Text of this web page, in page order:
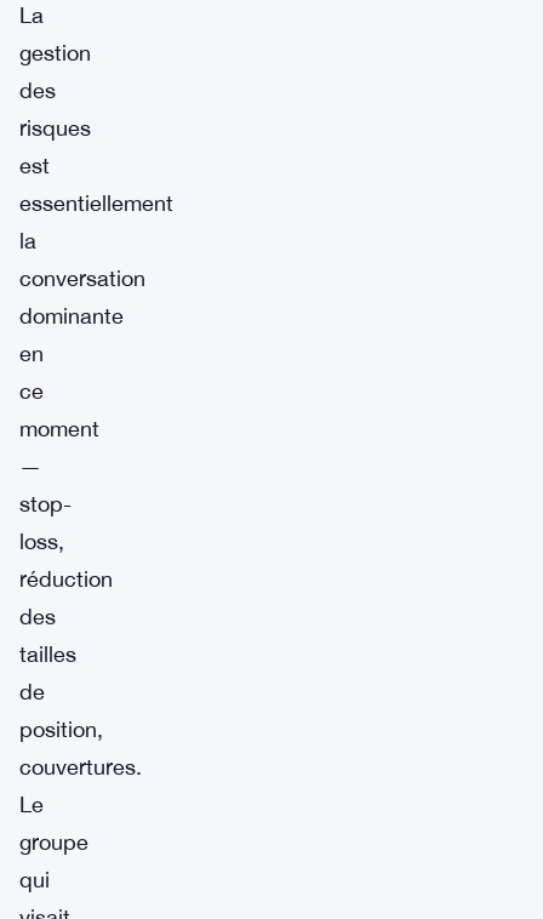
La
gestion
des
risques
est
essentiellement
la
conversation
dominante
en
ce
moment
—
stop-
loss,
réduction
des
tailles
de
position,
couvertures.
Le
groupe
qui